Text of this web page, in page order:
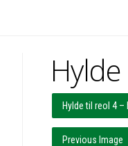
Hylde til reol 4 –
Previous Image